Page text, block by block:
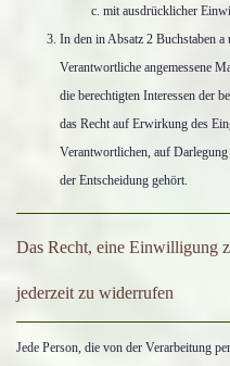
mit ausdrücklicher
In den in Absatz 2 Buchstaben
Verantwortliche angemessene
die berechtigten Interessen der
das Recht auf Erwirkung des
Verantwortlichen, auf
der Entscheidung gehört.
Das Recht, eine Einwilligung
jederzeit zu widerrufen
Jede Person, die von der Verarbeitung